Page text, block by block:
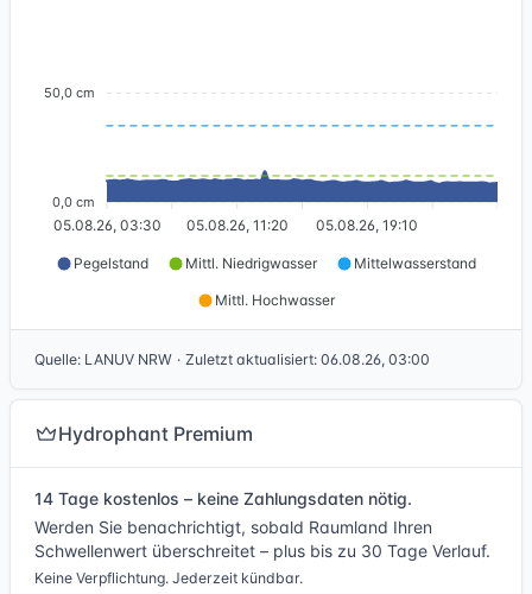
50,0 cm
0,0 cm
05.08.26, 03:30 05.08.26, 11:20 05.08.26, 19:10
Pegelstand Mittl. Niedrigwasser Mittelwasserstand
Mittl. Hochwasser
Quelle: LANUV NRW · Zuletzt aktualisiert: 06.08.26, 03:00
Hydrophant Premium
14 Tage kostenlos – keine Zahlungsdaten nötig.
Werden Sie benachrichtigt, sobald Raumland Ihren
Schwellenwert überschreitet – plus bis zu 30 Tage Verlauf.
Keine Verpflichtung. Jederzeit kündbar.